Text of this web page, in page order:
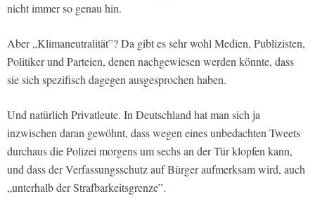
nicht immer so genau hin.
Aber „Klimaneutralität”? Da gibt es sehr wohl Medien, Publizisten,
Politiker und Parteien, denen nachgewiesen werden könnte, dass
sie sich spezifisch dagegen ausgesprochen haben.
Und natürlich Privatleute. In Deutschland hat man sich ja
inzwischen daran gewöhnt, dass wegen eines unbedachten Tweets
durchaus die Polizei morgens um sechs an der Tür klopfen kann,
und dass der Verfassungsschutz auf Bürger aufmerksam wird, auch
„unterhalb der Strafbarkeitsgrenze”.